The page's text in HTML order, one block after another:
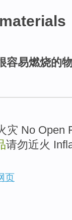
容易燃烧的
灾 No Open
请勿近火
页